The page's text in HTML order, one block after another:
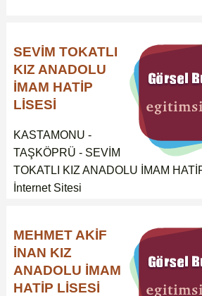
SEVİM TOKATLI
KIZ ANADOLU
İMAM HATİP
LİSESİ
KASTAMONU -
TAŞKÖPRÜ - SEVİM
TOKATLI KIZ ANADOLU İMAM
İnternet Sitesi
MEHMET AKİF
İNAN KIZ
ANADOLU İMAM
HATİP LİSESİ